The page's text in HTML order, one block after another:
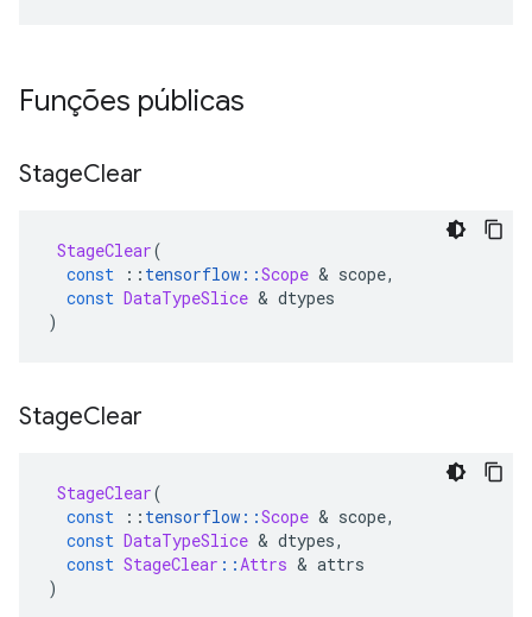
Funções públicas
StageClear
StageClear(
const
:: tensorflow ::Scope & scope,
const DataTypeSlice & dtypes
)
StageClear
StageClear(
const
:: tensorflow ::Scope & scope,
const DataTypeSlice & dtypes,
const StageClear ::Attrs & attrs
)